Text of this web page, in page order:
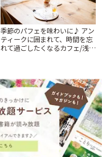
季節のパフェを味わいに♪ アン
ティークに囲まれて、時間を忘
れて過ごしたくなるカフェ/浅草